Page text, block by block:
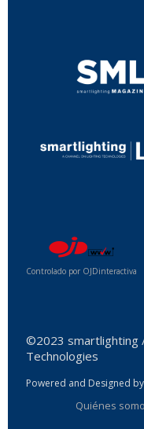
Controlado por OJDinteractiva
©2023 smartlighting
Technologies
Powered and Designed by
Quiénes